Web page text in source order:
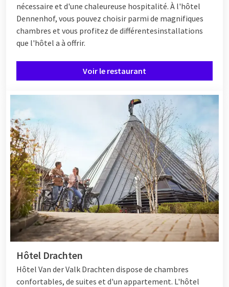
nécessaire et d'une chaleureuse hospitalité. À l'hôtel
Dennenhof, vous pouvez choisir parmi de magnifiques
chambres et vous profitez de différentesinstallations
que l'hôtel a à offrir.
Voir le restaurant
Hôtel Drachten
Hôtel Van der Valk Drachten dispose de chambres
confortables, de suites et d'un appartement. L'hôtel